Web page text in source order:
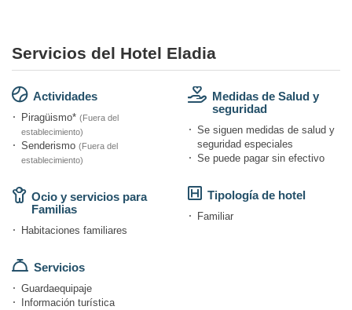
Servicios del Hotel Eladia
Actividades
Piragüismo* (Fuera del
establecimiento)
Senderismo (Fuera del
establecimiento)
Ocio y servicios para
Familias
Habitaciones familiares
Servicios
Guardaequipaje
Información turística
Medidas de Salud y
seguridad
Se siguen medidas de salud y
seguridad especiales
Se puede pagar sin efectivo
Tipología de hotel
Familiar